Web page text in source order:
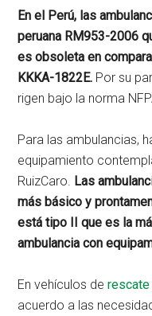
En el Perú, las
peruana RM953-2006
es obsoleta en
KKKA-1822E. Por su
rigen bajo la norma
Para las ambulancias,
equipamiento
RuizCaro. Las
más básico y
está tipo II que es la
ambulancia con
En vehículos derescate
acuerdo a las